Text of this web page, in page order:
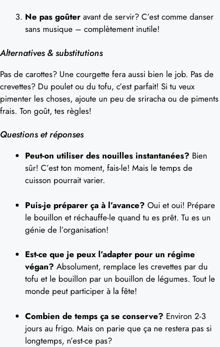
Ne pas goûter avant de servir? C’est comme danser
sans musique – complètement inutile!
Alternatives & substitutions
Pas de carottes? Une courgette fera aussi bien le job. Pas de
crevettes? Du poulet ou du tofu, c’est parfait! Si tu veux
pimenter les choses, ajoute un peu de sriracha ou de piments
frais. Ton goût, tes règles!
Questions et réponses
Peut-on utiliser des nouilles instantanées? Bien
sûr! C’est ton moment, fais-le! Mais le temps de
cuisson pourrait varier.
Puis-je préparer ça à l’avance? Oui et oui! Prépare
le bouillon et réchauffe-le quand tu es prêt. Tu es un
génie de l’organisation!
Est-ce que je peux l’adapter pour un régime
végan? Absolument, remplace les crevettes par du
tofu et le bouillon par un bouillon de légumes. Tout le
monde peut participer à la fête!
Combien de temps ça se conserve? Environ 2-3
jours au frigo. Mais on parie que ça ne restera pas si
longtemps, n’est-ce pas?